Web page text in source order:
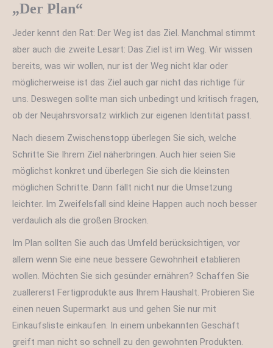
„Der Plan“
Jeder kennt den Rat: Der Weg ist das Ziel. Manchmal stimmt
aber auch die zweite Lesart: Das Ziel ist im Weg. Wir wissen
bereits, was wir wollen, nur ist der Weg nicht klar oder
möglicherweise ist das Ziel auch gar nicht das richtige für
uns. Deswegen sollte man sich unbedingt und kritisch fragen,
ob der Neujahrsvorsatz wirklich zur eigenen Identität passt.
Nach diesem Zwischenstopp überlegen Sie sich, welche
Schritte Sie Ihrem Ziel näherbringen. Auch hier seien Sie
möglichst konkret und überlegen Sie sich die kleinsten
möglichen Schritte. Dann fällt nicht nur die Umsetzung
leichter. Im Zweifelsfall sind kleine Happen auch noch besser
verdaulich als die großen Brocken.
Im Plan sollten Sie auch das Umfeld berücksichtigen, vor
allem wenn Sie eine neue bessere Gewohnheit etablieren
wollen. Möchten Sie sich gesünder ernähren? Schaffen Sie
zuallererst Fertigprodukte aus Ihrem Haushalt. Probieren Sie
einen neuen Supermarkt aus und gehen Sie nur mit
Einkaufsliste einkaufen. In einem unbekannten Geschäft
greift man nicht so schnell zu den gewohnten Produkten.